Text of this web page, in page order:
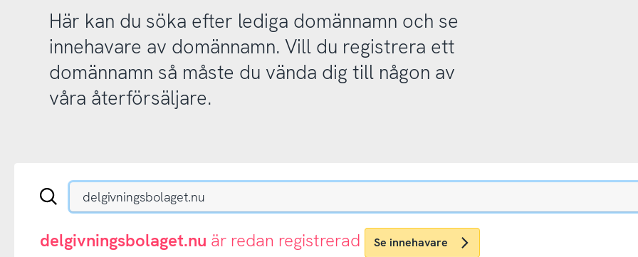
Här kan du söka efter lediga domännamn och se
innehavare av domännamn. Vill du registrera ett
domännamn så måste du vända dig till någon av
våra återförsäljare.
Sök
.se-
eller
.nu-
delgivningsbolaget.nu är redan registrerad Se innehavare